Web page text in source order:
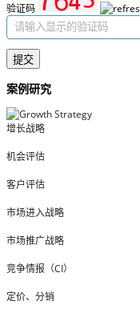
验证码
提交
案例研究
增长战略
机会评估
客户评估
市场进入战略
市场推广战略
竞争情报（CI）
定价、分销